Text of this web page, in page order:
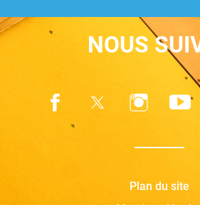
NOUS
Plan du site